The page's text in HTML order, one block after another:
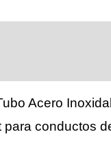
Acero
para conductos